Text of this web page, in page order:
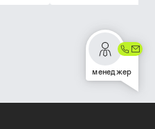
менеджер